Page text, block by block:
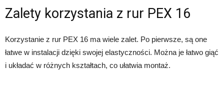
Zalety korzystania z rur PEX 16
Korzystanie z rur PEX 16 ma wiele zalet. Po pierwsze, są one
łatwe w instalacji dzięki swojej elastyczności. Można je łatwo giąć
i układać w różnych kształtach, co ułatwia montaż.